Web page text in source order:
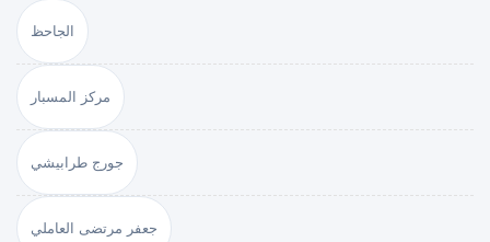
الجاحظ
مركز المسبار
جورج طرابيشي
جعفر مرتضى العاملي